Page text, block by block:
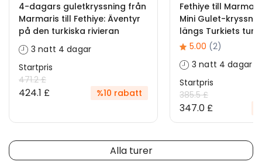
4-dagars guletkryssning från
Marmaris till Fethiye: Äventyr
på den turkiska rivieran
3 natt 4 dagar
Startpris
471.2 £
424.1 £ %10 rabatt
Fethiye till
Mini Gulet-
längs Turkiets
5.00 (2)
3 natt 4 dagar
Startpris
385.5 £
347.0 £
Alla turer